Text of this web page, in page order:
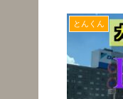
とんくん